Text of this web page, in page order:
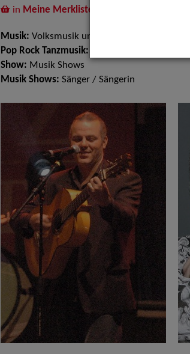
in Meine Merkliste
Musik: Volksmusik und Intern. Folklore
Pop Rock Tanzmusik:
Show: Musik Shows
Musik Shows: Sänger / Sängerin